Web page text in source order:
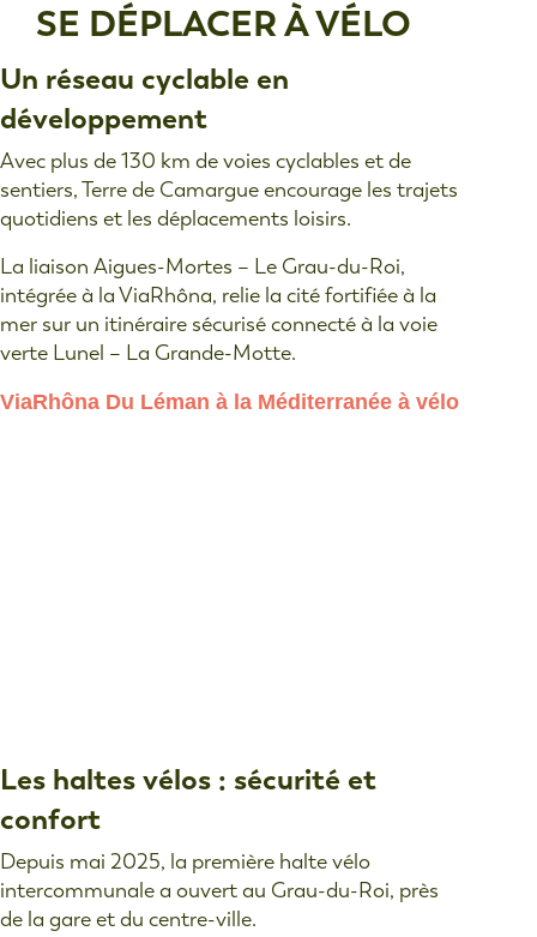
SE DÉPLACER À VÉLO
Un réseau cyclable en
développement
Avec plus de 130 km de voies cyclables et de
sentiers, Terre de Camargue encourage les trajets
quotidiens et les déplacements loisirs.
La liaison Aigues-Mortes – Le Grau-du-Roi,
intégrée à la ViaRhôna, relie la cité fortiﬁée à la
mer sur un itinéraire sécurisé connecté à la voie
verte Lunel – La Grande-Motte.
ViaRhôna Du Léman à la Méditerranée à vélo
Les haltes vélos : sécurité et
confort
Depuis mai 2025, la première halte vélo
intercommunale a ouvert au Grau-du-Roi, près
de la gare et du centre-ville.